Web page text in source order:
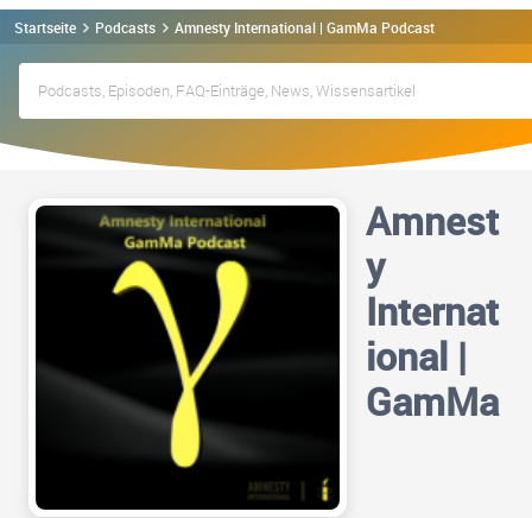
Startseite Podcasts Amnesty International | GamMa Podcast
Amnest
y
Internat
ional |
GamMa